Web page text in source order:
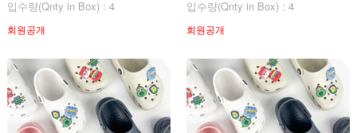
입수량(Qnty in Box) : 4
회원공개
입수량(Qnty in Box) : 4
회원공개